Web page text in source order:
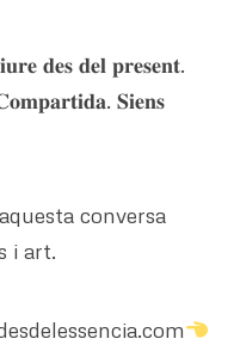
𝐝𝐞𝐬 𝐝𝐞𝐥 𝐩𝐫𝐞𝐬𝐞𝐧𝐭.
𝐒𝐢𝐞𝐧𝐬
conversa
i art.